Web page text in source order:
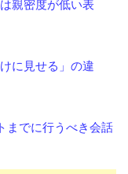
親密度が低い表
に見せる」の違
までに行うべき会話